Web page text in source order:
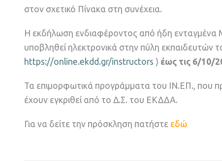
στον σχετικό Πίνακα στη συνέχεια.
Η εκδήλωση ενδιαφέροντος από ήδη ενταγμένα
υποβληθεί ηλεκτρονικά στην πύλη
https://online.ekdd.gr/instructors ) έως τις 6/10/
Τα επιμορφωτικά προγράμματα του ΙΝ.ΕΠ., που
έχουν εγκριθεί από το Δ.Σ. του ΕΚΔΔΑ.
Για να δείτε την πρόσκληση πατήστε εδώ